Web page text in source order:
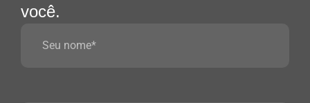
você.